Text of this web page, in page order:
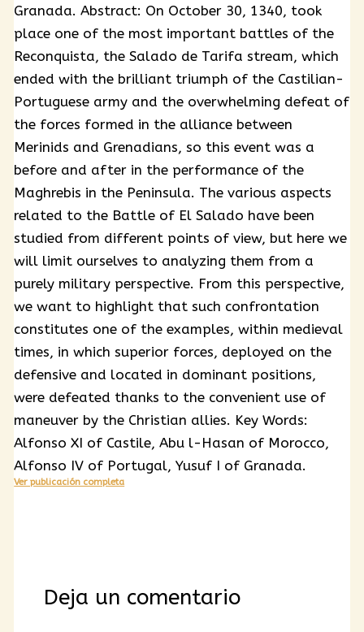
Granada. Abstract: On October 30, 1340, took
place one of the most important battles of the
Reconquista, the Salado de Tarifa stream, which
ended with the brilliant triumph of the Castilian-
Portuguese army and the overwhelming defeat of
the forces formed in the alliance between
Merinids and Grenadians, so this event was a
before and after in the performance of the
Maghrebis in the Peninsula. The various aspects
related to the Battle of El Salado have been
studied from different points of view, but here we
will limit ourselves to analyzing them from a
purely military perspective. From this perspective,
we want to highlight that such confrontation
constitutes one of the examples, within medieval
times, in which superior forces, deployed on the
defensive and located in dominant positions,
were defeated thanks to the convenient use of
maneuver by the Christian allies. Key Words:
Alfonso XI of Castile, Abu l-Hasan of Morocco,
Alfonso IV of Portugal, Yusuf I of Granada.
Ver publicación completa
Deja un comentario